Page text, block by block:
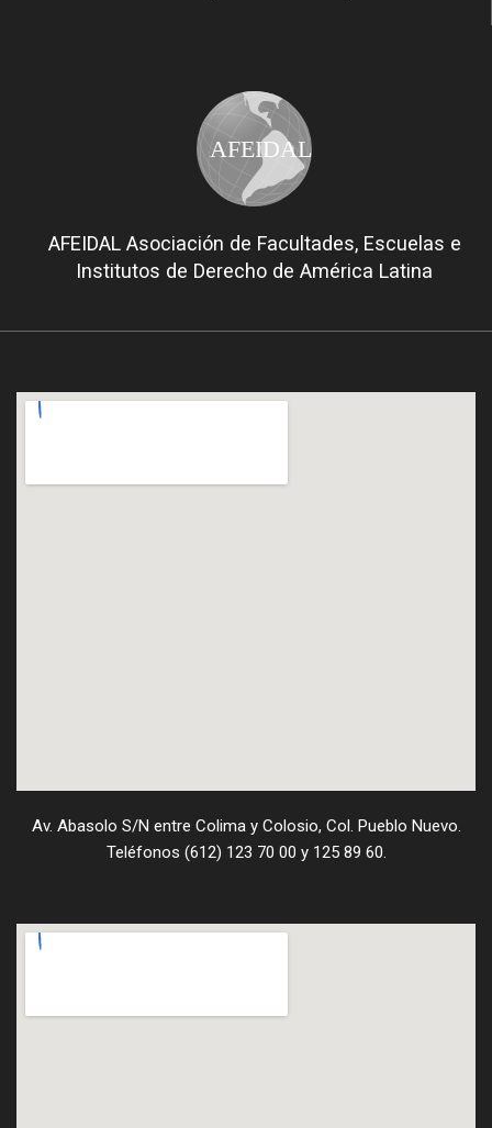
AFEIDAL
AFEIDAL Asociación de Facultades, Escuelas e
Institutos de Derecho de América Latina
Av. Abasolo S/N entre Colima y Colosio, Col. Pueblo Nuevo.
Teléfonos (612) 123 70 00 y 125 89 60.